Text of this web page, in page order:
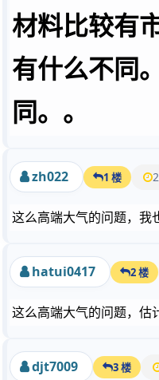
材料比较有
有什么不同
同。。
zh022 1 楼
这么高端大气的问题，我
hatui0417 2 楼
这么高端大气的问题，估
djt7009 3 楼